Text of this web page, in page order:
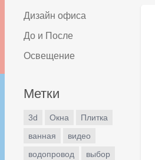
Дизайн офиса
До и После
Освещение
Метки
3d Окна
Плитка
ванная
видео
водопровод
выбор